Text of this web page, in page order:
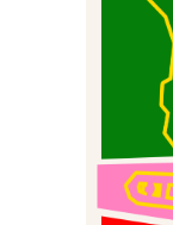
de